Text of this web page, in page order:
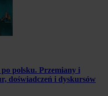
po polsku. Przemiany i
doświadczeń i dyskursów